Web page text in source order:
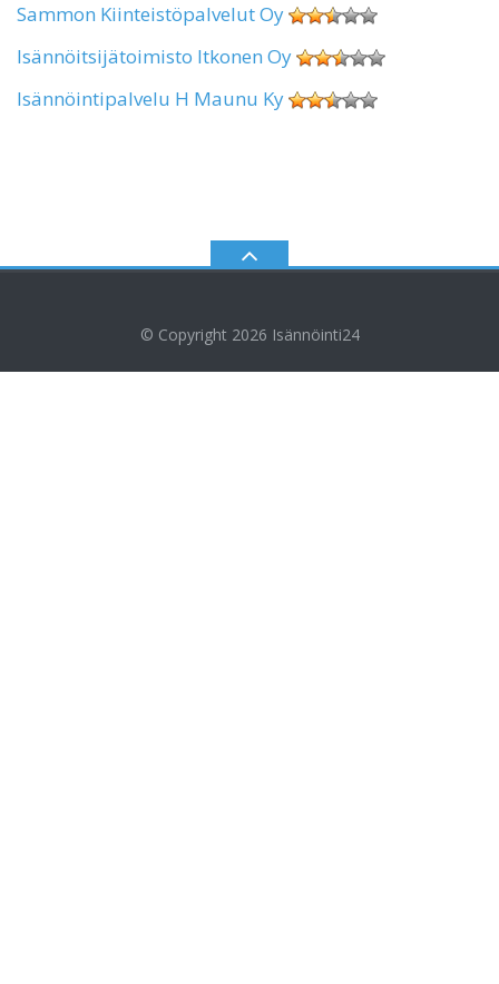
Sammon Kiinteistöpalvelut Oy
Isännöitsijätoimisto Itkonen Oy
Isännöintipalvelu H Maunu Ky
© Copyright 2026 Isännöinti24